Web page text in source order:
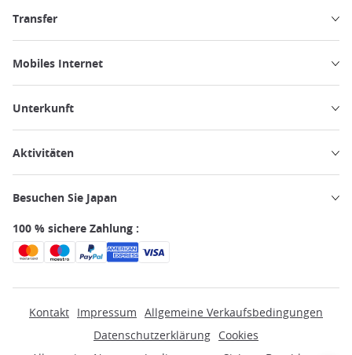
Transfer
Mobiles Internet
Unterkunft
Aktivitäten
Besuchen Sie Japan
100 % sichere Zahlung :
Kontakt Impressum Allgemeine Verkaufsbedingungen
Datenschutzerklärung Cookies